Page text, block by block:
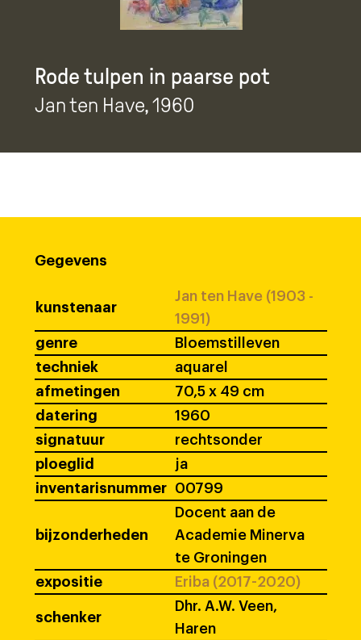
Rode tulpen in paarse pot
Jan ten Have, 1960
Gegevens
kunstenaar
Jan ten Have (1903 -
1991)
genre
Bloemstilleven
techniek
aquarel
afmetingen
70,5 x 49 cm
datering
1960
signatuur
rechtsonder
ploeglid
ja
inventarisnummer
00799
bijzonderheden
Docent aan de
Academie Minerva
te Groningen
expositie
Eriba (2017-2020)
schenker
Dhr. A.W. Veen,
Haren